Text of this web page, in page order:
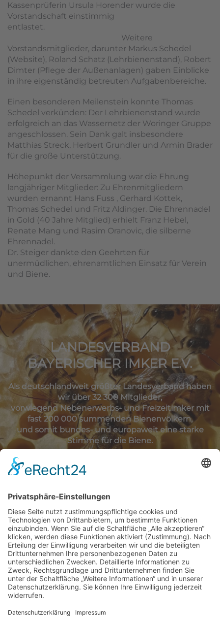
Kassenprüferin Ursula Horender wurde die
Vorstandschaft einstimmig
entlastet.
Weitere
Vorstandsmitglieder, darunter Markus Schedel
(Website), Roland Schatz (Lehrbienenstand), Robert
Dimter (Pflege der Außenanlagen) gaben Einblicke
in ihre eigenständig betreuten Aufgabenbereiche.
Einen besonderen Meilenstein konnte Thomas
Schedel verkünden: Der Lehrbienenstand wurde
erfolgreich an das Wassernetz der Woringer Gruppe
angeschlossen. Sein Dank galt insbesondere
Matthias Streck, Herbert Grundler und Armin Brader
für die große Unterstützung.
Höhepunkt der Versammlung war die Ehrung
langjähriger Mitglieder: Zu Ehrenmitgliedern
wurden ernannt Hans Fuss , Gerhard Kottek,
Thomas Schedel und Fritz Aldinger. Die Ehrennadel
in Gold (40 Jahre Mitglied) erhielt Franz Hebel,
Renate Mang und Rasim Oranovic, die silberne
Ehrennadel.
Dr. Steiger dankte den Geehrten für
unermüdlichen, ehrenamtlichen Einsatz für Verein
und Biene.
LANDESVERBAND
BAYERISCHER IMKER E.V.
Als deutschlandweit größter Landesverband haben
wir über 32 300 Mitglieder,
vorwiegend Nebenerwerbs- und Freizeitimker mit
fast 200 000 summenden Bienenvölkern,
und somit bundes- und europaweit eine starke
Stimme für die Biene.
BIENENZUCHTVEREIN
MEMMINGEN E.V.
In und um Memmingen im Dienst für Bienen und
deren Halter, für die Natur und deren Erhaltung.